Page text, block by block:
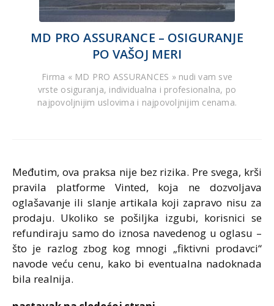
MD PRO ASSURANCE – OSIGURANJE
PO VAŠOJ MERI
Firma « MD PRO ASSURANCES » nudi vam sve
vrste osiguranja, individualna i profesionalna, po
najpovoljnijim uslovima i najpovoljnijim cenama.
Međutim, ova praksa nije bez rizika. Pre svega, krši
pravila platforme Vinted, koja ne dozvoljava
oglašavanje ili slanje artikala koji zapravo nisu za
prodaju. Ukoliko se pošiljka izgubi, korisnici se
refundiraju samo do iznosa navedenog u oglasu –
što je razlog zbog kog mnogi „fiktivni prodavci“
navode veću cenu, kako bi eventualna nadoknada
bila realnija.